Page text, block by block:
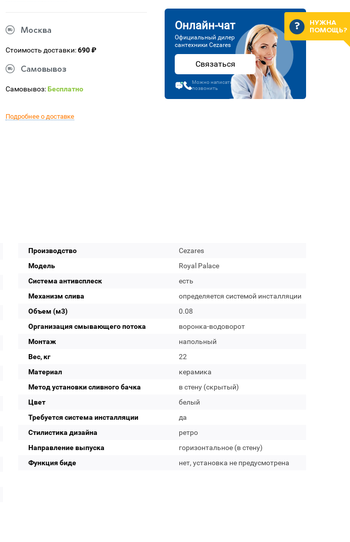
Москва
Стоимость доставки:690 ₽
Самовывоз
Самовывоз:Бесплатно
Подробнее о доставке
Онлайн-чат
Официальный дилер
сантехники Cezares
Связаться
Можно написать или
позвонить
Производство
Cezares
Модель
Royal Palace
Система антивсплеск
есть
Механизм слива
определяется системой инсталляции
Объем (м3)
0.08
Организация смывающего потока
воронка-водоворот
Монтаж
напольный
Вес, кг
22
Материал
керамика
Метод установки сливного бачка
в стену (скрытый)
Цвет
белый
Требуется система инсталляции
да
Стилистика дизайна
ретро
Направление выпуска
горизонтальное (в стену)
Функция биде
нет, установка не предусмотрена
НУЖНА
ПОМОЩЬ?